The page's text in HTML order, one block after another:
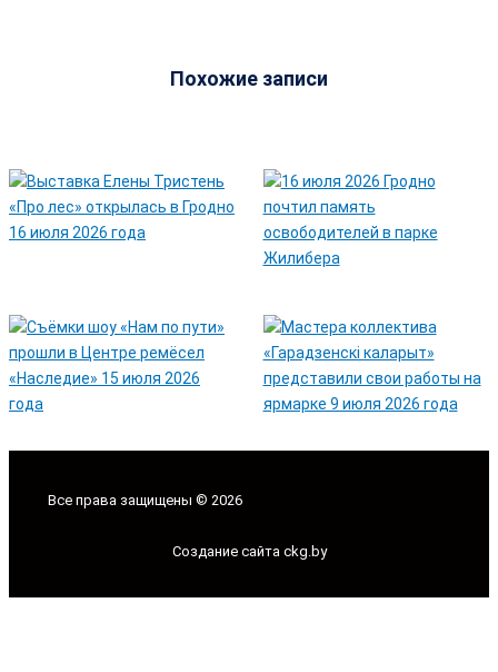
Похожие записи
Все права защищены © 2026
Создание сайта ckg.by